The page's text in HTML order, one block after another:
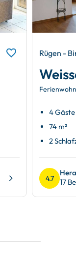
Rügen -
4 Gäste
74 m²
2
4.7
17